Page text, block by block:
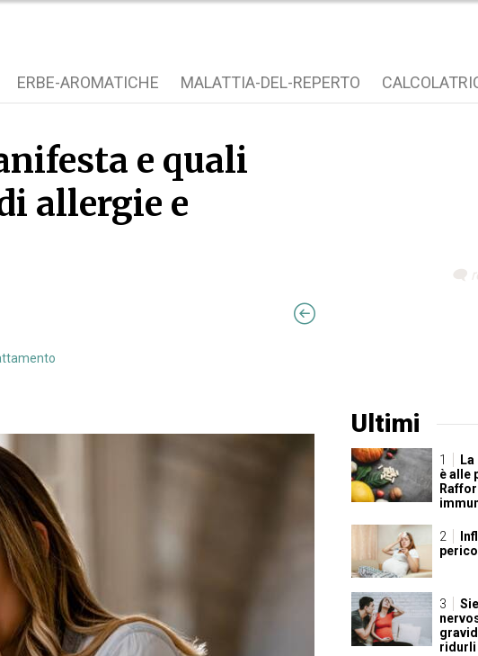
ERBE-AROMATICHE MALATTIA-DEL-REPERTO
e quali
allergie e
Ultimi
è alle
ridurli